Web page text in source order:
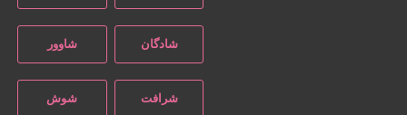
شادگان شاوور
شرافت شوش